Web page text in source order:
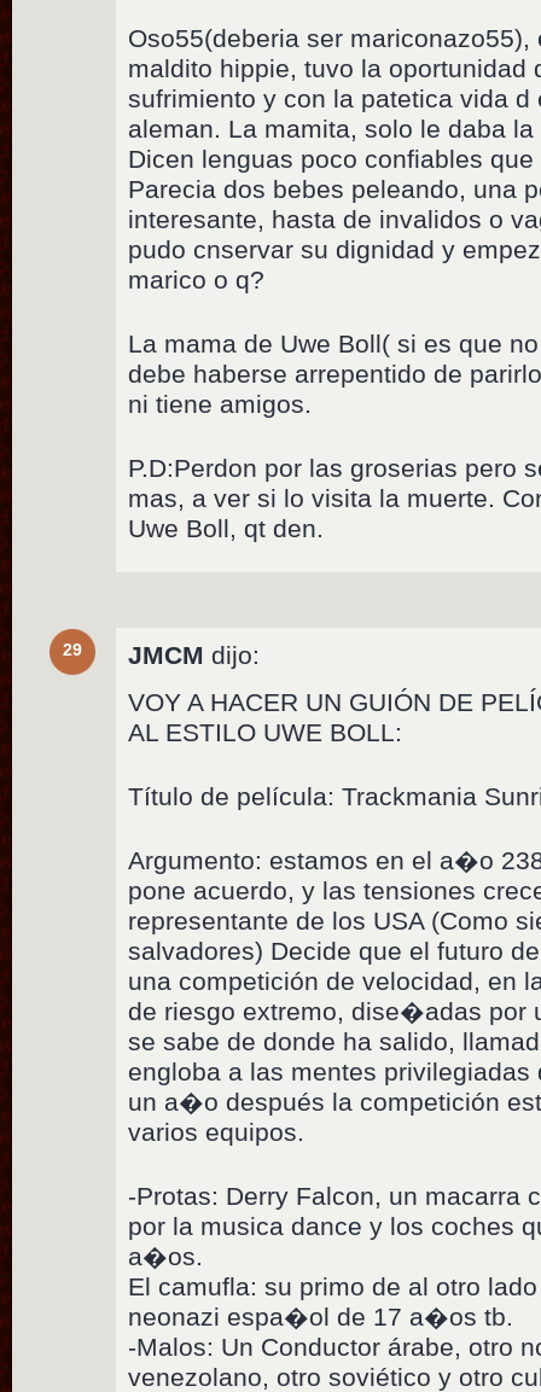
Oso55(deberia ser
maldito hippie, tuvo la oportunidad
sufrimiento y con la patetica vida d
aleman. La mamita, solo le daba
Dicen lenguas poco confiables
Parecia dos bebes peleando, una
interesante, hasta de invalidos o
pudo cnservar su dignidad y
marico o q?
La mama de Uwe Boll( si es que
debe haberse arrepentido de
ni tiene amigos.
P.D:Perdon por las groserias pero
mas, a ver si lo visita la muerte.
Uwe Boll, qt den.
29 JMCM dijo:
VOY A HACER UN GUIÓN DE
AL ESTILO UWE BOLL:
Título de película: Trackmania
Argumento: estamos en el a�o
pone acuerdo, y las tensiones
representante de los USA (Como
salvadores) Decide que el futuro
una competición de velocidad, en
de riesgo extremo, dise�adas por
se sabe de donde ha salido,
engloba a las mentes privilegiadas
un a�o después la competición
varios equipos.
-Protas: Derry Falcon, un macarra
por la musica dance y los coches
a�os.
El camufla: su primo de al otro
neonazi espa�ol de 17 a�os tb.
-Malos: Un Conductor árabe, otro
venezolano, otro soviético y otro